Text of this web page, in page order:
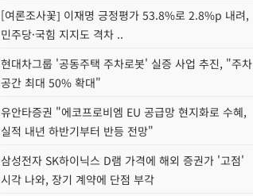
[여론조사꽃] 이재명 긍정평가 53.8%로 2.8%p 내려,
민주당·국힘 지지도 격차 ..
현대차그룹 '공동주택 주차로봇' 실증 사업 추진, "주차
공간 최대 50% 확대"
유안타증권 "에코프로비엠 EU 공급망 현지화로 수혜,
실적 내년 하반기부터 반등 전망"
삼성전자 SK하이닉스 D램 가격에 해외 증권가 '고점'
시각 나와, 장기 계약에 단점 부각